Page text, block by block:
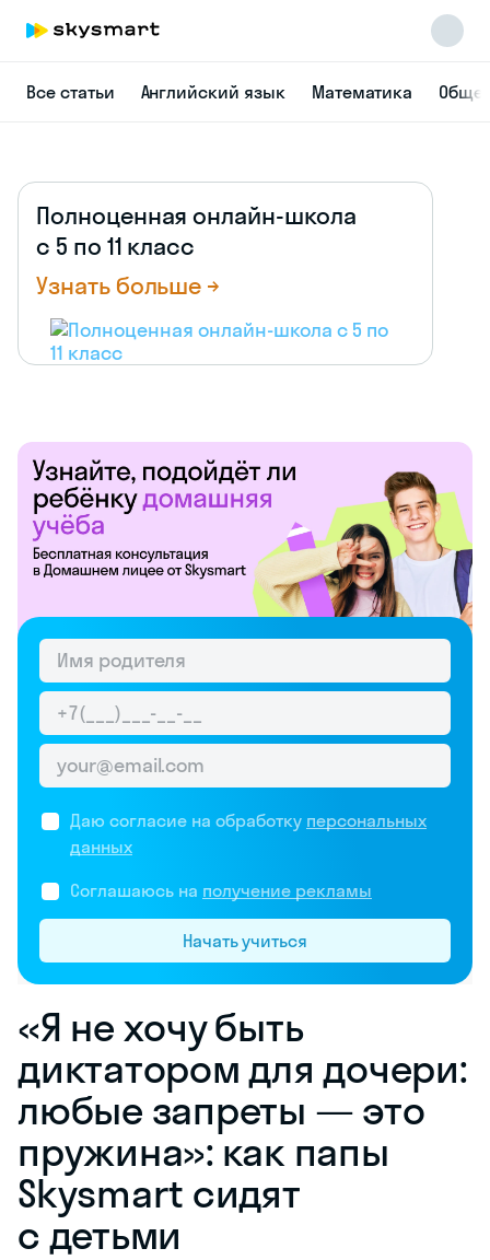
Все статьи Английский язык Математика
Полноценная онлайн-школа
с 5 по 11 класс
Узнать больше →
Даю согласие на обработку персональных
данных
Соглашаюсь на получение рекламы
Начать учиться
«Я не хочу быть
диктатором для дочери:
любые запреты — это
пружина»: как папы
Skysmart сидят
с детьми
Skysmart Chat